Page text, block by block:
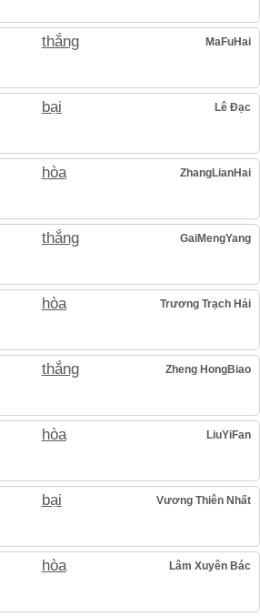
thắng MaFuHai
bại Lê Đạc
hòa ZhangLianHai
thắng GaiMengYang
hòa Trương Trạch Hải
thắng Zheng HongBiao
hòa LiuYiFan
bại Vương Thiên Nhất
hòa Lâm Xuyên Bác